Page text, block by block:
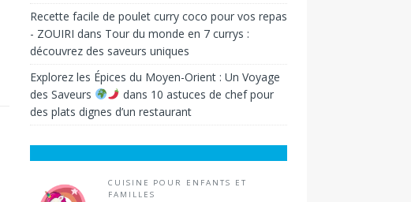
Recette facile de poulet curry coco pour vos repas
- ZOUIRI dans Tour du monde en 7 currys :
découvrez des saveurs uniques
Explorez les Épices du Moyen-Orient : Un Voyage
des Saveurs
dans 10 astuces de chef pour
des plats dignes d’un restaurant
CUISINE POUR ENFANTS ET
FAMILLES